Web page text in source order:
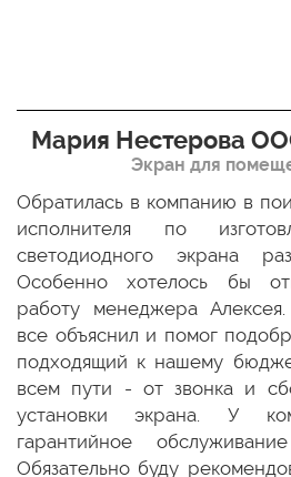
Мария Нестерова
Экран для
Обратилась в компанию в
исполнителя по
светодиодного экрана
Особенно хотелось бы
работу менеджера
все объяснил и помог
подходящий к нашему
всем пути - от звонка и
установки экрана. У
гарантийное
Обязательно буду